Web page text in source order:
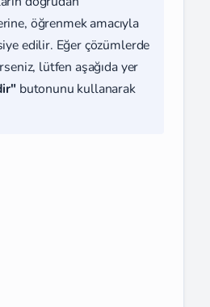
öğrenmek amacıyla
edilir. Eğer çözümlerde
lütfen aşağıda yer
butonunu kullanarak